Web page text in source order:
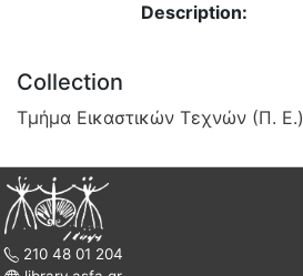
Description:
Collection
Τμήμα Εικαστικών Τεχνών (Π. Ε.)
210 48 01 204